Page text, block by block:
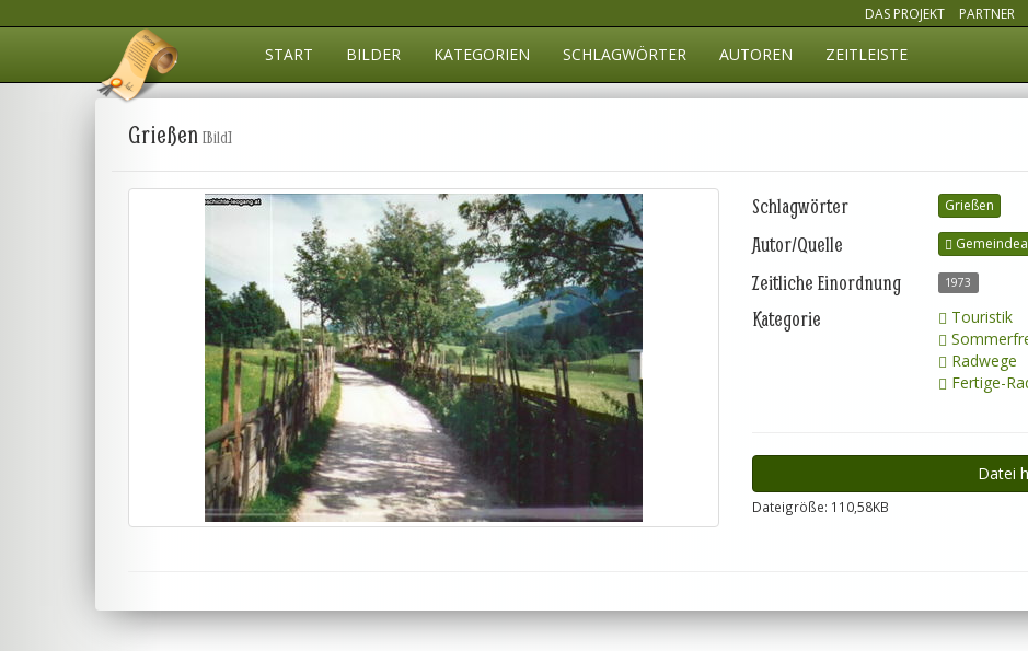
DAS PROJEKT PARTNER
START BILDER KATEGORIEN SCHLAGWÖRTER AUTOREN ZEITLEISTE
Grießen [Bild]
Schlagwörter Grießen
Autor/Quelle
Zeitliche Einordnung 1973
Kategorie
Touristik
Radwege
Fertige-
Datei
Dateigröße: 110,58KB